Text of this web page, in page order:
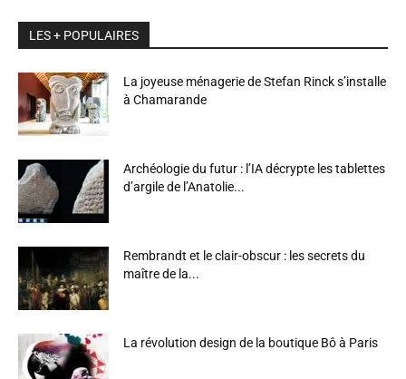
LES + POPULAIRES
La joyeuse ménagerie de Stefan Rinck s’installe
à Chamarande
Archéologie du futur : l’IA décrypte les tablettes
d’argile de l’Anatolie...
Rembrandt et le clair-obscur : les secrets du
maître de la...
La révolution design de la boutique Bô à Paris